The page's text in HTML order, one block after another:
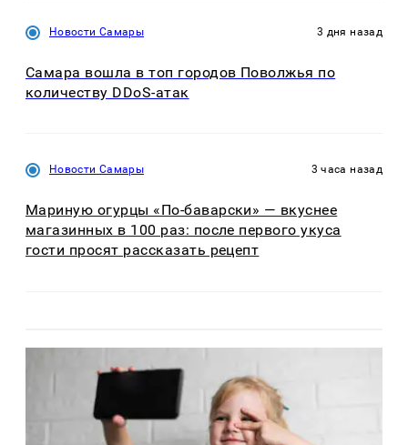
Новости Самары 3 дня назад
Самара вошла в топ городов Поволжья по
количеству DDoS-атак
Новости Самары 3 часа назад
Мариную огурцы «По-баварски» — вкуснее
магазинных в 100 раз: после первого укуса
гости просят рассказать рецепт